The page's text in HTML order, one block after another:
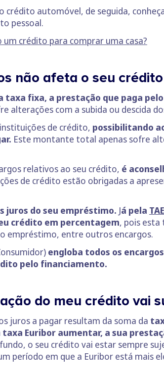
automóvel, de seguida,
pessoal.
crédito para comprar uma casa?
não afeta o seu
fixa, a prestação que paga
alterações com a subida ou descida
de crédito, possibilitando
Este montante total apenas sofre
relativos ao seu crédito, é
de crédito estão obrigadas a
juros do seu empréstimo. Já pela
crédito em percentagem, pois esta
empréstimo, entre outros encargos.
engloba todos os
pelo financiamento.
do meu crédito vai
juros a pagar resultam da soma da
Euribor aumentar, a sua
o seu crédito vai estar sempre
período em que a Euribor está mais